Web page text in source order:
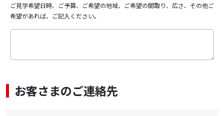
ご見学希望日時、ご予算、ご希望の地域、ご希望の間取り、広さ、その他ご
希望があれば、ご記入ください。
お客さまのご連絡先